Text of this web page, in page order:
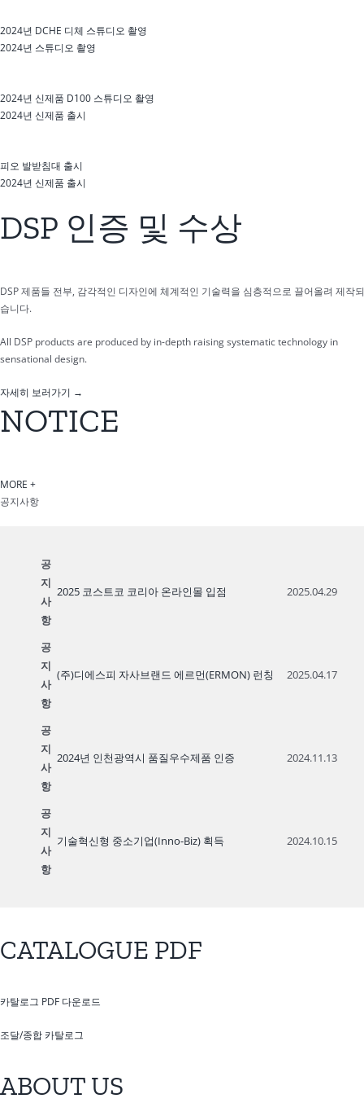
2024년 DCHE 디체 스튜디오 촬영
2024년 스튜디오 촬영
2024년 신제품 D100 스튜디오 촬영
2024년 신제품 출시
피오 발받침대 출시
2024년 신제품 출시
DSP 인증 및 수상
DSP 제품들 전부, 감각적인 디자인에 체계적인 기술력을 심층적으로 끌어올려 제작
습니다.
All DSP products are produced by in-depth raising systematic technology in
sensational design.
자세히 보러가기 →
NOTICE
MORE +
공지사항
공
지
사
항
2025 코스트코 코리아 온라인몰 입점 2025.04.29
공
지
사
항
(주)디에스피 자사브랜드 에르먼(ERMON) 런칭 2025.04.17
공
지
사
항
2024년 인천광역시 품질우수제품 인증 2024.11.13
공
지
사
항
기술혁신형 중소기업(Inno-Biz) 획득 2024.10.15
CATALOGUE PDF
카탈로그 PDF 다운로드
조달/종합 카탈로그
ABOUT US